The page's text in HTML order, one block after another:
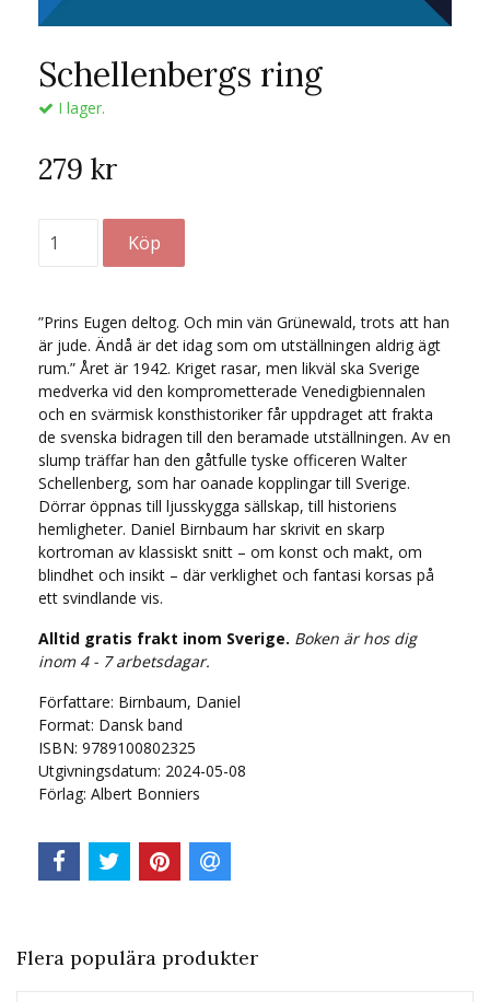
Schellenbergs ring
I lager.
279 kr
”Prins Eugen deltog. Och min vän Grünewald, trots att han
är jude. Ändå är det idag som om utställningen aldrig ägt
rum.” Året är 1942. Kriget rasar, men likväl ska Sverige
medverka vid den komprometterade Venedigbiennalen
och en svärmisk konsthistoriker får uppdraget att frakta
de svenska bidragen till den beramade utställningen. Av en
slump träffar han den gåtfulle tyske officeren Walter
Schellenberg, som har oanade kopplingar till Sverige.
Dörrar öppnas till ljusskygga sällskap, till historiens
hemligheter. Daniel Birnbaum har skrivit en skarp
kortroman av klassiskt snitt – om konst och makt, om
blindhet och insikt – där verklighet och fantasi korsas på
ett svindlande vis.
Alltid gratis frakt inom Sverige. Boken är hos dig
inom 4 - 7 arbetsdagar.
Författare: Birnbaum, Daniel
Format: Dansk band
ISBN: 9789100802325
Utgivningsdatum: 2024-05-08
Förlag: Albert Bonniers
Flera populära produkter